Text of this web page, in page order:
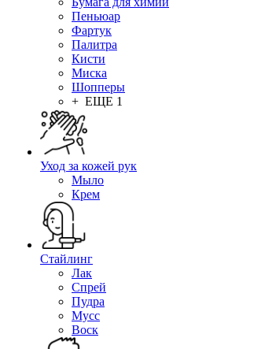
Пеньюар
Фартук
Палитра
Кисти
Миска
Шопперы
+ ЕЩЕ 1
Уход за кожей рук
Мыло
Крем
Стайлинг
Лак
Спрей
Пудра
Мусс
Воск